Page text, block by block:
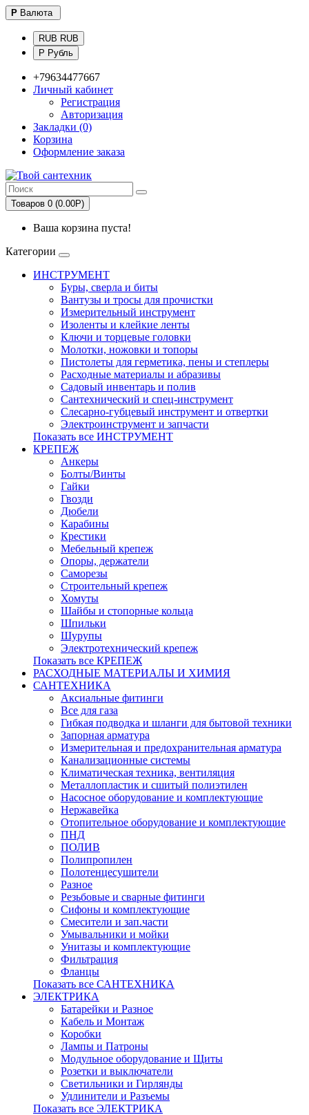
Р Валюта
RUB RUB
Р Рубль
+79634477667
Личный кабинет
Регистрация
Авторизация
Закладки (0)
Корзина
Оформление заказа
Товаров 0 (0.00Р)
Ваша корзина пуста!
Категории
ИНСТРУМЕНТ
Буры, сверла и биты
Вантузы и тросы для прочистки
Измерительный инструмент
Изоленты и клейкие ленты
Ключи и торцевые головки
Молотки, ножовки и топоры
Пистолеты для герметика, пены и степлеры
Расходные материалы и абразивы
Садовый инвентарь и полив
Сантехнический и спец-инструмент
Слесарно-губцевый инструмент и отвертки
Электроинструмент и запчасти
Показать все ИНСТРУМЕНТ
КРЕПЕЖ
Анкеры
Болты/Винты
Гайки
Гвозди
Дюбели
Карабины
Крестики
Мебельный крепеж
Опоры, держатели
Саморезы
Строительный крепеж
Хомуты
Шайбы и стопорные кольца
Шпильки
Шурупы
Электротехнический крепеж
Показать все КРЕПЕЖ
РАСХОДНЫЕ МАТЕРИАЛЫ И ХИМИЯ
САНТЕХНИКА
Аксиальные фитинги
Все для газа
Гибкая подводка и шланги для бытовой техники
Запорная арматура
Измерительная и предохранительная арматура
Канализационные системы
Климатическая техника, вентиляция
Металлопластик и сшитый полиэтилен
Насосное оборудование и комплектующие
Нержавейка
Отопительное оборудование и комплектующие
ПНД
ПОЛИВ
Полипропилен
Полотенцесушители
Разное
Резьбовые и сварные фитинги
Сифоны и комплектующие
Смесители и зап.части
Умывальники и мойки
Унитазы и комплектующие
Фильтрация
Фланцы
Показать все САНТЕХНИКА
ЭЛЕКТРИКА
Батарейки и Разное
Кабель и Монтаж
Коробки
Лампы и Патроны
Модульное оборудование и Щиты
Розетки и выключатели
Светильники и Гирлянды
Удлинители и Разъемы
Показать все ЭЛЕКТРИКА